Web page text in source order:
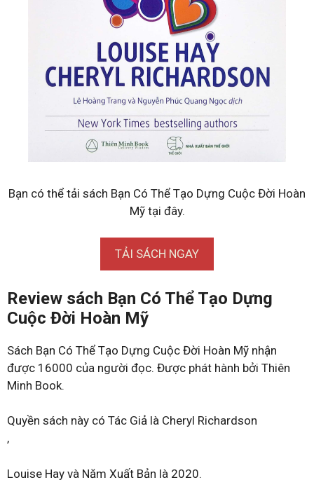
Bạn có thể tải sách Bạn Có Thể Tạo Dựng Cuộc Đời Hoàn
Mỹ tại đây.
TẢI SÁCH NGAY
Review sách Bạn Có Thể Tạo Dựng
Cuộc Đời Hoàn Mỹ
Sách Bạn Có Thể Tạo Dựng Cuộc Đời Hoàn Mỹ nhận
được 16000 của người đọc. Được phát hành bởi Thiên
Minh Book.
Quyền sách này có Tác Giả là Cheryl Richardson
,
Louise Hay và Năm Xuất Bản là 2020.